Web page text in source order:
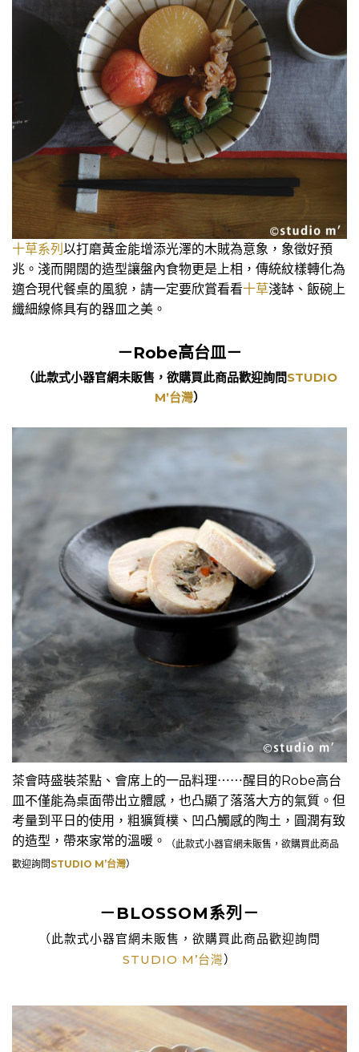
十草系列 以打磨黃金能增添光澤的木賊為意象，象徵好預
兆。淺而開闊的造型讓盤內食物更是上相，傳統紋樣轉化為
適合現代餐桌的風貌，請一定要欣賞看看十草淺缽、飯碗上
纖細線條具有的器皿之美。
－Robe高台皿－
（此款式小器官網未販售，欲購買此商品歡迎詢問STUDIO
M’台灣）
茶會時盛裝茶點、會席上的一品料理⋯⋯醒目的Robe高台
皿不僅能為桌面帶出立體感，也凸顯了落落大方的氣質。但
考量到平日的使用，粗獷質樸、凹凸觸感的陶土，圓潤有致
的造型，帶來家常的溫暖。
（此款式小器官網未販售，欲購買此商品
歡迎詢問 STUDIO M’台灣）
－BLOSSOM系列－
（此款式小器官網未販售，欲購買此商品歡迎詢問
STUDIO M’台灣）